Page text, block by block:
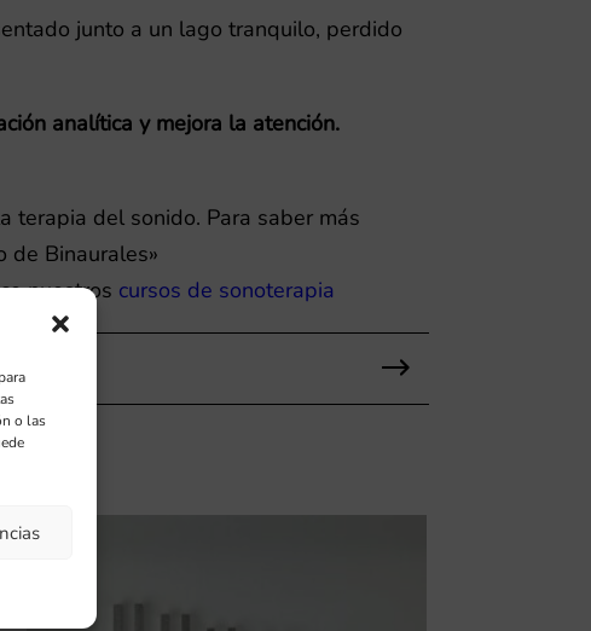
o las
junto a un lago tranquilo, perdido
analítica y mejora la atención.
terapia del sonido. Para saber más
de Binaurales»
nuestros cursos de sonoterapia